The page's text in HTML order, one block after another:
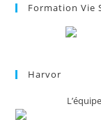
Formation Vie
Harvor